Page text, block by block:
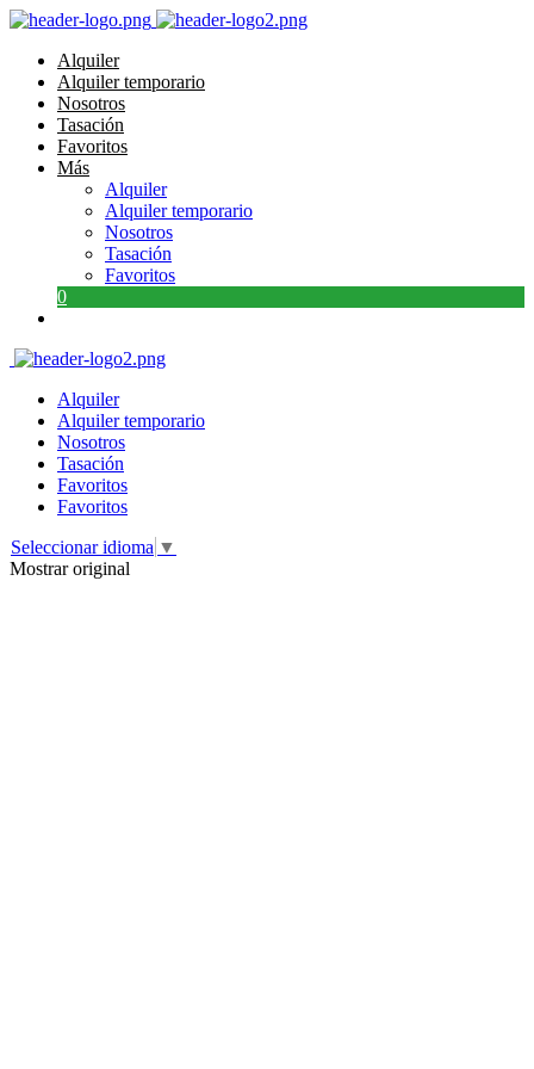
Alquiler
Alquiler temporario
Nosotros
Tasación
Favoritos
Más
Alquiler
Alquiler temporario
Nosotros
Tasación
Favoritos
0
Alquiler
Alquiler temporario
Nosotros
Tasación
Favoritos
Favoritos
Seleccionar idioma ▼
Mostrar original